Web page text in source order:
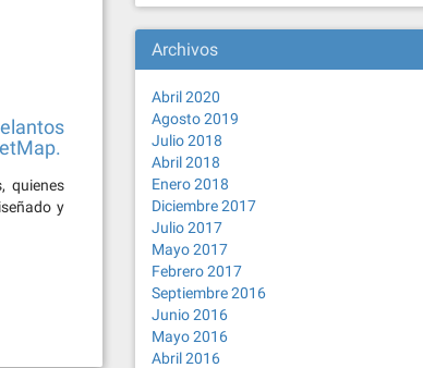
quienes
y
Archivos
Abril 2020
Agosto 2019
Julio 2018
Abril 2018
Enero 2018
Diciembre 2017
Julio 2017
Mayo 2017
Febrero 2017
Septiembre 2016
Junio 2016
Mayo 2016
Abril 2016